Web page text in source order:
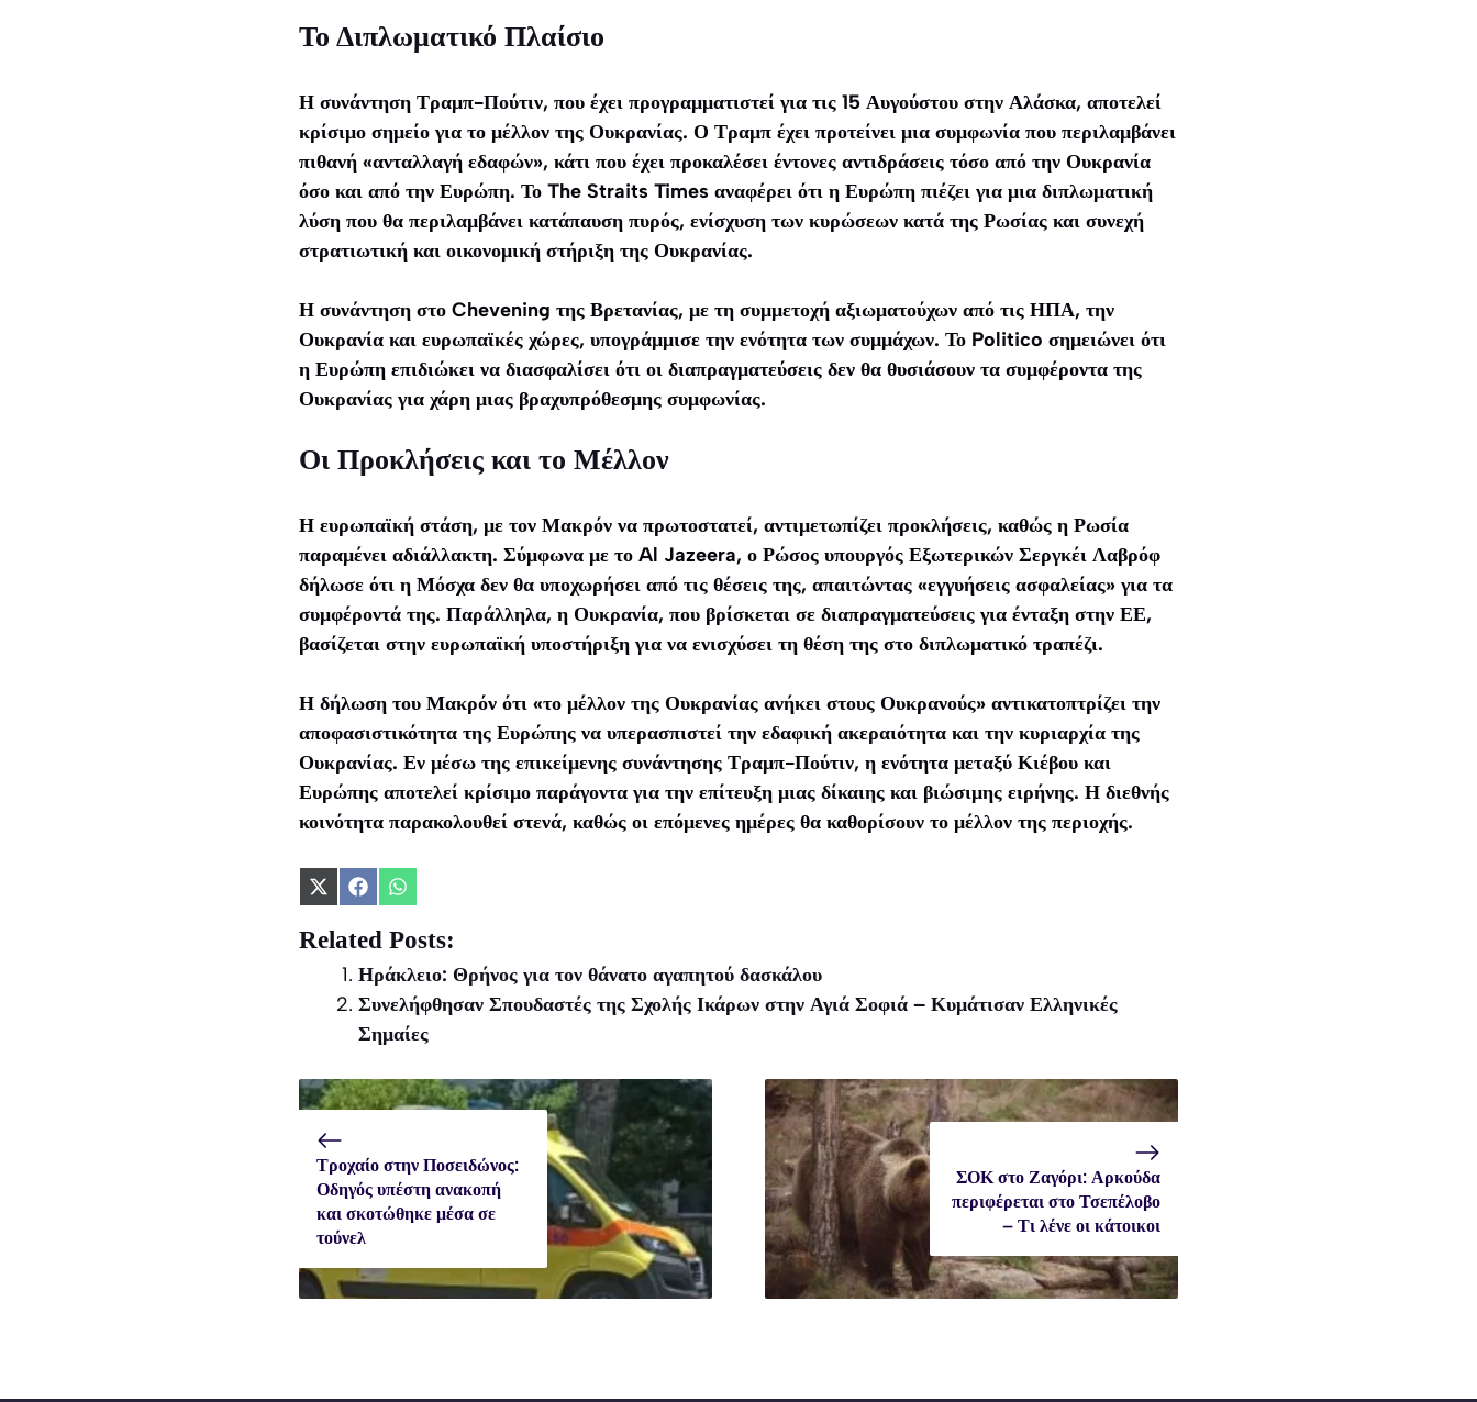
Το Διπλωματικό Πλαίσιο
Η συνάντηση Τραμπ-Πούτιν, που έχει προγραμματιστεί για τις 15 Αυγούστου στην Αλάσκα, αποτελεί
κρίσιμο σημείο για το μέλλον της Ουκρανίας. Ο Τραμπ έχει προτείνει μια συμφωνία που περιλαμβάνει
πιθανή «ανταλλαγή εδαφών», κάτι που έχει προκαλέσει έντονες αντιδράσεις τόσο από την Ουκρανία
όσο και από την Ευρώπη. Το The Straits Times αναφέρει ότι η Ευρώπη πιέζει για μια διπλωματική
λύση που θα περιλαμβάνει κατάπαυση πυρός, ενίσχυση των κυρώσεων κατά της Ρωσίας και συνεχή
στρατιωτική και οικονομική στήριξη της Ουκρανίας.
Η συνάντηση στο Chevening της Βρετανίας, με τη συμμετοχή αξιωματούχων από τις ΗΠΑ, την
Ουκρανία και ευρωπαϊκές χώρες, υπογράμμισε την ενότητα των συμμάχων. Το Politico σημειώνει ότι
η Ευρώπη επιδιώκει να διασφαλίσει ότι οι διαπραγματεύσεις δεν θα θυσιάσουν τα συμφέροντα της
Ουκρανίας για χάρη μιας βραχυπρόθεσμης συμφωνίας.
Οι Προκλήσεις και το Μέλλον
Η ευρωπαϊκή στάση, με τον Μακρόν να πρωτοστατεί, αντιμετωπίζει προκλήσεις, καθώς η Ρωσία
παραμένει αδιάλλακτη. Σύμφωνα με το Al Jazeera, ο Ρώσος υπουργός Εξωτερικών Σεργκέι Λαβρόφ
δήλωσε ότι η Μόσχα δεν θα υποχωρήσει από τις θέσεις της, απαιτώντας «εγγυήσεις ασφαλείας» για τα
συμφέροντά της. Παράλληλα, η Ουκρανία, που βρίσκεται σε διαπραγματεύσεις για ένταξη στην ΕΕ,
βασίζεται στην ευρωπαϊκή υποστήριξη για να ενισχύσει τη θέση της στο διπλωματικό τραπέζι.
Η δήλωση του Μακρόν ότι «το μέλλον της Ουκρανίας ανήκει στους Ουκρανούς» αντικατοπτρίζει την
αποφασιστικότητα της Ευρώπης να υπερασπιστεί την εδαφική ακεραιότητα και την κυριαρχία της
Ουκρανίας. Εν μέσω της επικείμενης συνάντησης Τραμπ-Πούτιν, η ενότητα μεταξύ Κιέβου και
Ευρώπης αποτελεί κρίσιμο παράγοντα για την επίτευξη μιας δίκαιης και βιώσιμης ειρήνης. Η διεθνής
κοινότητα παρακολουθεί στενά, καθώς οι επόμενες ημέρες θα καθορίσουν το μέλλον της περιοχής.
Share
X
(Twitter)
Share
Facebook
Share
WhatsApp
Related Posts:
Ηράκλειο: Θρήνος για τον θάνατο αγαπητού δασκάλου
Συνελήφθησαν Σπουδαστές της Σχολής Ικάρων στην Αγιά Σοφιά – Κυμάτισαν Ελληνικές
Σημαίες
Τροχαίο στην Ποσειδώνος:
Οδηγός υπέστη ανακοπή
και σκοτώθηκε μέσα σε
τούνελ
ΣΟΚ στο Ζαγόρι: Αρκούδα
περιφέρεται στο Τσεπέλοβο
– Τι λένε οι κάτοικοι